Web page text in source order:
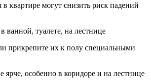
квартире могут снизить риск падений
ванной, туалете, на лестнице
прикрепите их к полу специальными
ярче, особенно в коридоре и на лестнице